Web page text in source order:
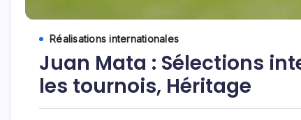
Réalisations internationales
Juan Mata : Sélections
les tournois, Héritage